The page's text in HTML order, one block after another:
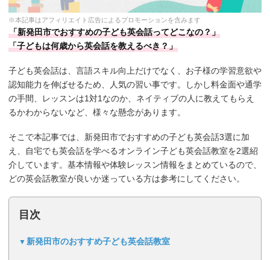
※本記事はアフィリエイト広告によるプロモーションを含みます
「新発田市でおすすめの子ども英会話ってどこなの？」
「子どもは何歳から英会話を教えるべき？」
子ども英会話は、言語スキル向上だけでなく、お子様の学習意欲や
認知能力を伸ばせるため、人気の習い事です。しかし料金面や通学
の手間、レッスンは1対1なのか、ネイティブの人に教えてもらえ
るかわからないなど、様々な懸念があります。
そこで本記事では、新発田市でおすすめの子ども英会話3選に加
え、自宅でも英会話を学べるオンライン子ども英会話教室を2選紹
介しています。基本情報や体験レッスン情報をまとめているので、
どの英会話教室が良いか迷っている方は参考にしてください。
目次
新発田市のおすすめ子ども英会話教室